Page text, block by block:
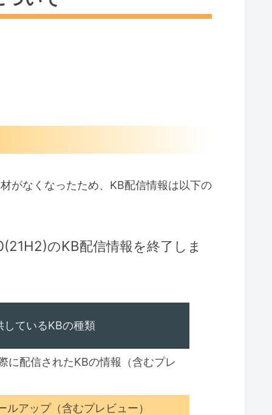
がなくなったため、KB配信情報は以下の
のKB配信情報を終了しま
しているKBの種類
に配信されたKBの情報（含むプレ
アップ（含むプレビュー）